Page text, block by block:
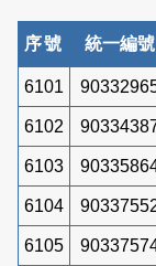
序號 統一編號
6101
6102
6103
6104
6105